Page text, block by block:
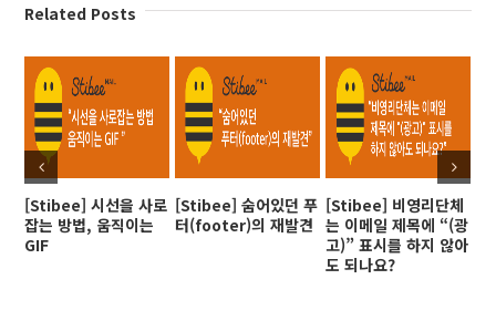
Related Posts
[Stibee] 시선을 사로
잡는 방법, 움직이는
GIF
[Stibee] 숨어있던 푸
터(footer)의 재발견
[Stibee] 비영리단체
는 이메일 제목에 “(광
고)” 표시를 하지 않아
도 되나요?